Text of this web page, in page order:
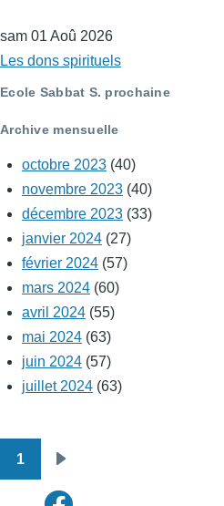
sam 01 Aoû 2026
Les dons spirituels
Ecole Sabbat S. prochaine
Archive mensuelle
octobre 2023 (40)
novembre 2023 (40)
décembre 2023 (33)
janvier 2024 (27)
février 2024 (57)
mars 2024 (60)
avril 2024 (55)
mai 2024 (63)
juin 2024 (57)
juillet 2024 (63)
Pagination
1
suivante